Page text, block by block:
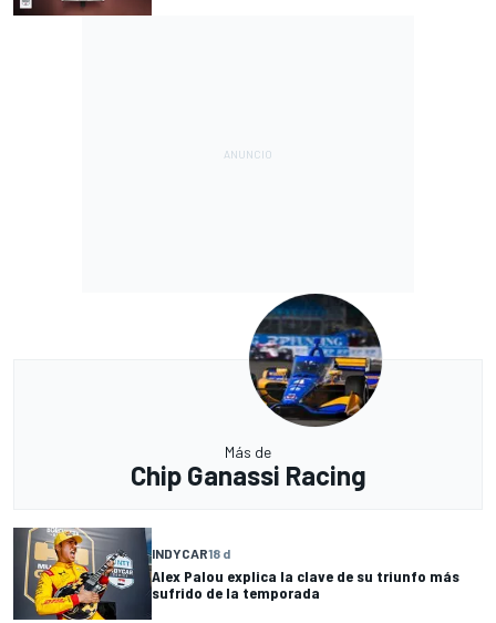
Más de
Chip Ganassi Racing
INDYCAR18 d
Alex Palou explica la clave de su triunfo más
sufrido de la temporada